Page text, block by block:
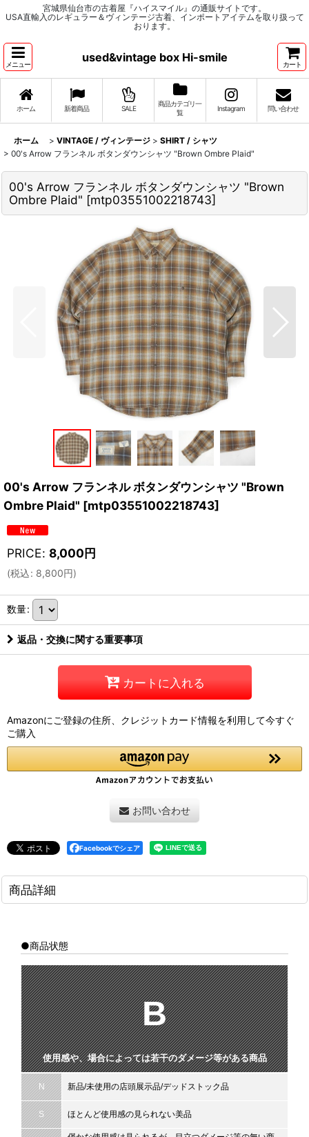
宮城県仙台市の古着屋『ハイスマイル』の通販サイトです。
USA直輸入のレギュラー＆ヴィンテージ古着、インポートアイテムを取り扱って
おります。
メニュー
used&vintage box Hi-smile
カート
ホーム 新着商品 SALE
商品カテゴリ一
覧
Instagram 問い合わせ
ホーム > VINTAGE / ヴィンテージ > SHIRT / シャツ
> 00's Arrow フランネル ボタンダウンシャツ "Brown Ombre Plaid"
00's Arrow フランネル ボタンダウンシャツ "Brown
Ombre Plaid" [mtp03551002218743]
00's Arrow フランネル ボタンダウンシャツ "Brown
Ombre Plaid" [mtp03551002218743]
PRICE: 8,000円
(税込: 8,800円)
数量:
返品・交換に関する重要事項
カートに入れる
Amazonにご登録の住所、クレジットカード情報を利用して今すぐ
ご購入
お問い合わせ
Facebookでシェア
商品詳細
●商品状態
B
使用感や、場合によっては若干のダメージ等がある商品
N 新品/未使用の店頭展示品/デッドストック品
S ほとんど使用感の見られない美品